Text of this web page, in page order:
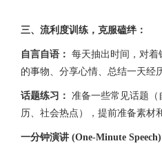
三、流利度训练，克服磕绊：
自言自语： 每天抽出时间，对着
的事物、分享心情、总结一天经
话题练习： 准备一些常见话题
历、社会热点），提前准备素材
一分钟演讲 (One-Minute